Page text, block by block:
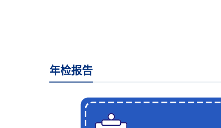
年检报告